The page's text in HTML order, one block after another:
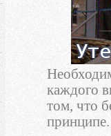
каждого
том, что